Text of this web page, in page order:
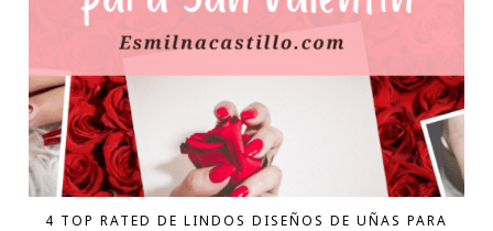
4 TOP RATED DE LINDOS DISEÑOS DE UÑAS PARA